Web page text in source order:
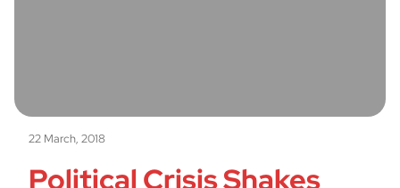
22 March, 2018
Political Crisis Shakes